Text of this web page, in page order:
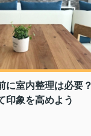
に室内整理は必要
印象を高めよう